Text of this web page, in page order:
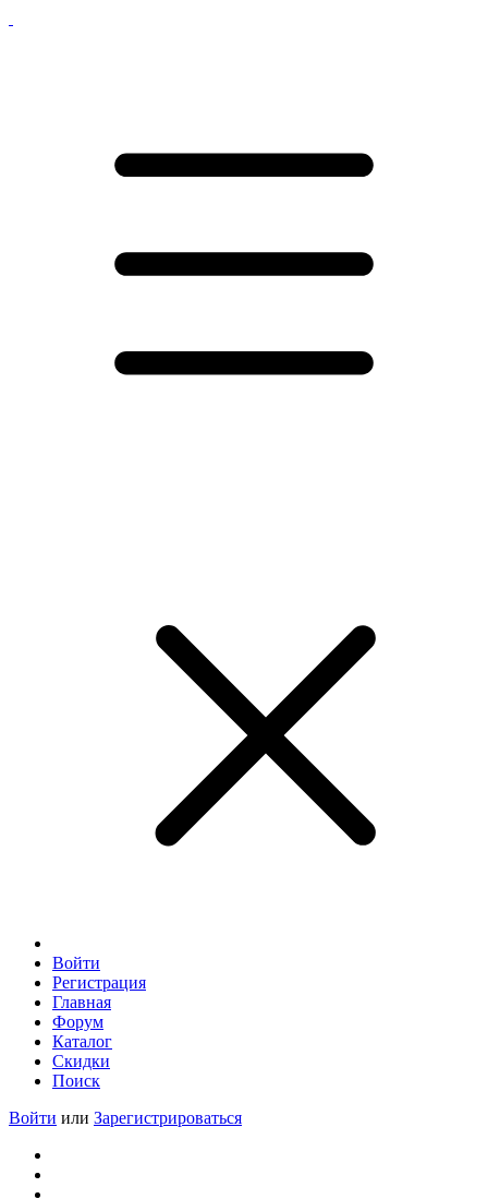
Войти
Регистрация
Главная
Форум
Каталог
Скидки
Поиск
Войти или Зарегистрироваться